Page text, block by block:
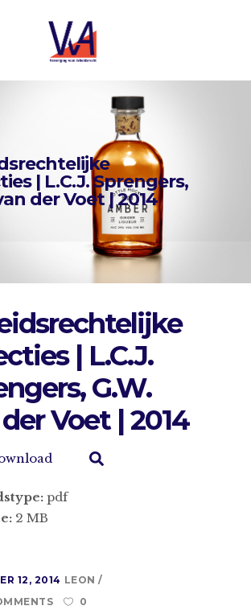
| L.C.J. Sprengers,
der Voet | 2014
| L.C.J.
G.W.
Voet | 2014
pdf
2 MB
12, 2014 LEON
0